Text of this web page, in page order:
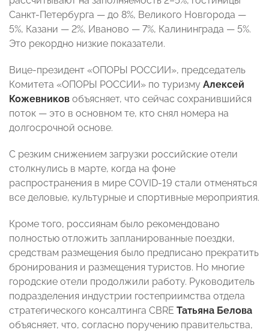
Санкт-Петербурга — до 8%, Великого Новгорода —
5%, Казани — 2%, Иваново — 7%, Калининграда — 5%.
Это рекордно низкие показатели.
Вице-президент «ОПОРЫ РОССИИ», председатель
Комитета «ОПОРЫ РОССИИ» по туризму Алексей
Кожевников объясняет, что сейчас сохранившийся
поток — это в основном те, кто снял номера на
долгосрочной основе.
С резким снижением загрузки российские отели
столкнулись в марте, когда на фоне
распространения в мире COVID-19 стали отменяться
все деловые, культурные и спортивные мероприятия.
Кроме того, россиянам было рекомендовано
полностью отложить запланированные поездки,
средствам размещения было предписано прекратить
бронирования и размещения туристов. Но многие
городские отели продолжили работу. Руководитель
подразделения индустрии гостеприимства отдела
стратегического консалтинга CBRE Татьяна Белова
объясняет, что, согласно поручению правительства,